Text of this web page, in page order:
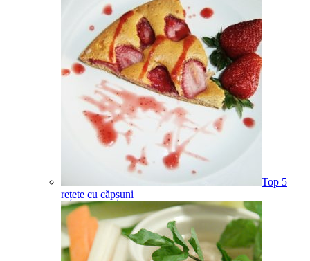
Top 5
rețete cu căpșuni